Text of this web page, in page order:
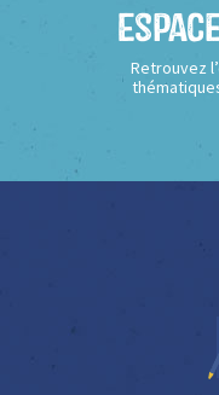
Retrouvez